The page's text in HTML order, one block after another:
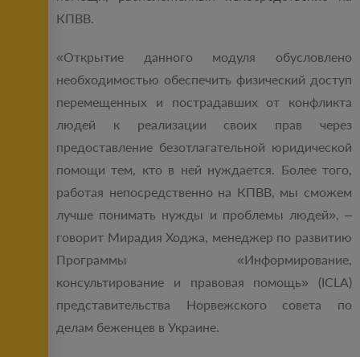
КПВВ.
«Открытие данного модуля обусловлено
необходимостью обеспечить физический доступ
перемещенных и пострадавших от конфликта
людей к реализации своих прав через
предоставление безотлагательной юридической
помощи тем, кто в ней нуждается. Более того,
работая непосредственно на КПВВ, мы сможем
лучше понимать нужды и проблемы людей», ‒
говорит Мирадия Ходжа, менеджер по развитию
Программы «Информирование,
консультирование и правовая помощь» (ICLA)
представительства Норвежского совета по
делам беженцев в Украине.